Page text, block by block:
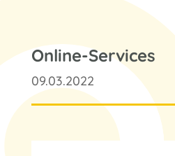
Online-Services
09.03.2022